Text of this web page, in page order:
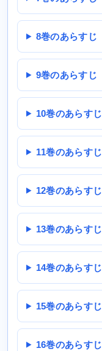
8巻のあらすじ
9巻のあらすじ
10巻のあらすじ
11巻のあらすじ
12巻のあらすじ
13巻のあらすじ
14巻のあらすじ
15巻のあらすじ
16巻のあらすじ